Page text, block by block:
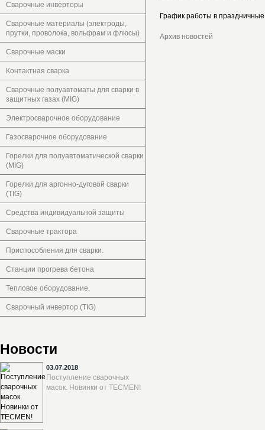
Сварочные инверторы
Сварочные материалы (электроды,
прутки, проволока, вольфрам и флюсы)
Сварочные маски
Контактная сварка
Сварочные полуавтоматы для сварки в
защитных газах (MIG)
Электросварочное оборудование
Газосварочное оборудование
Горелки для полуавтоматической сварки
(MIG)
Горелки для аргонно-дуговой сварки
(TIG)
Средства индивидуальной защиты
Сварочные трактора
Приспособления для сварки.
Станции прогрева бетона
Тепловое оборудование.
Сварочный инвертор (TIG)
Новости
03.07.2018
Поступление сварочных
масок. Новинки от TECMEN!
График работы в
Архив новостей